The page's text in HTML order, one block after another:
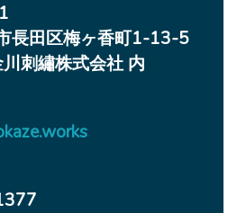
長田区梅ヶ香町1-13-5
刺繡株式会社 内